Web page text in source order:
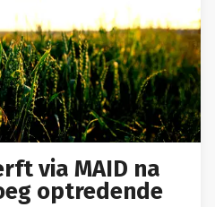
via MAID na
optredende